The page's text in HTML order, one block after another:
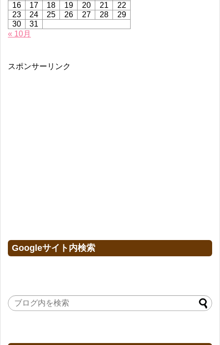
16 17 18 19 20 21
22
23
24 25 26 27 28
29
30
31
« 10月
スポンサーリンク
Googleサイト内検索